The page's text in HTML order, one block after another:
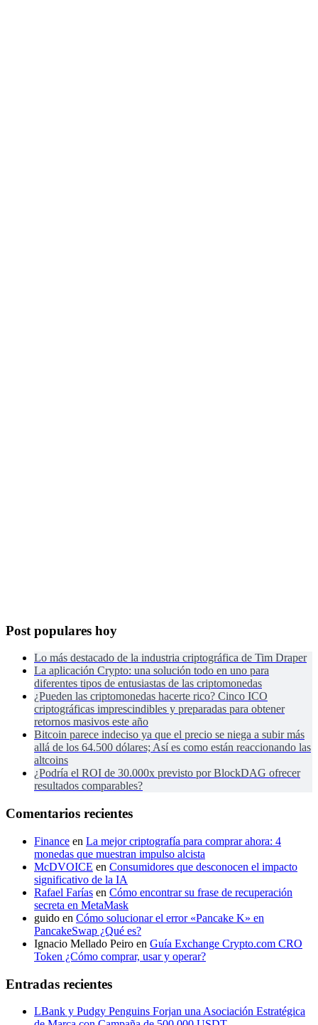
Post populares hoy
Lo más destacado de la industria criptográfica de Tim Draper
La aplicación Crypto: una solución todo en uno para
diferentes tipos de entusiastas de las criptomonedas
¿Pueden las criptomonedas hacerte rico? Cinco ICO
criptográficas imprescindibles y preparadas para obtener
retornos masivos este año
Bitcoin parece indeciso ya que el precio se niega a subir más
allá de los 64.500 dólares; Así es como están reaccionando las
altcoins
¿Podría el ROI de 30.000x previsto por BlockDAG ofrecer
resultados comparables?
Comentarios recientes
Finance en La mejor criptografía para comprar ahora: 4
monedas que muestran impulso alcista
McDVOICE en Consumidores que desconocen el impacto
significativo de la IA
Rafael Farías en Cómo encontrar su frase de recuperación
secreta en MetaMask
guido en Cómo solucionar el error «Pancake K» en
PancakeSwap ¿Qué es?
Ignacio Mellado Peiro en Guía Exchange Crypto.com CRO
Token ¿Cómo comprar, usar y operar?
Entradas recientes
LBank y Pudgy Penguins Forjan una Asociación Estratégica